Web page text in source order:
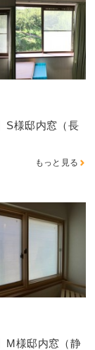
S様邸内窓（長
もっと見る
M様邸内窓（静